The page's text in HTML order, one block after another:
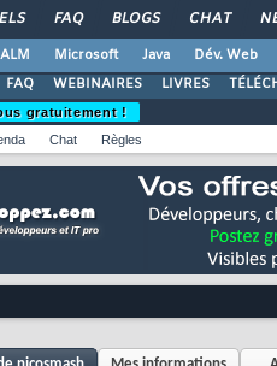
FAQ BLOGS CHAT
ALM Microsoft Java Dév. Web
FAQ WEBINAIRES LIVRES
gratuitement !
Chat Règles